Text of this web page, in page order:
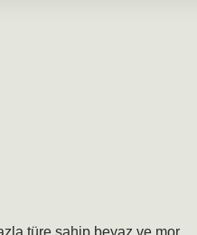
türe sahip beyaz ve mor